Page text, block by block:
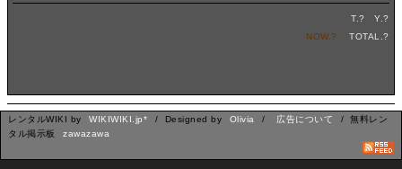
T.? Y.?
NOW.? TOTAL.?
レンタルWIKI by WIKIWIKI.jp* / Designed by Olivia / 広告について
/ 無料レン
タル掲示板
zawazawa